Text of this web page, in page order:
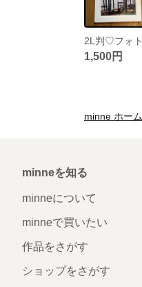
1,500円
minne ホーム
minneを知る
minneについて
minneで買いたい
作品をさがす
ショップをさがす